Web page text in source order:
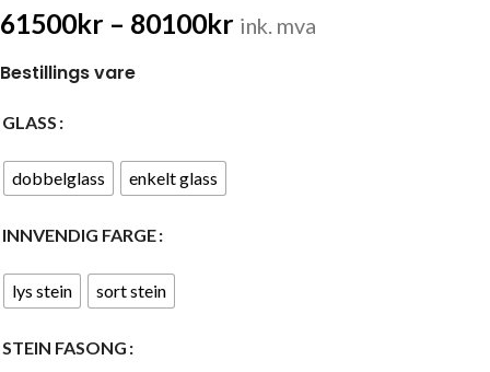
61500kr – 80100kr ink. mva
Bestillings vare
GLASS
dobbelglass enkelt glass
INNVENDIG FARGE
lys stein sort stein
STEIN FASONG